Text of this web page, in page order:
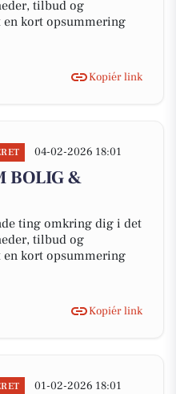
tilbud og
en kort opsummering
Kopiér link
04-02-2026 18:01
BOLIG &
ting omkring dig i det
tilbud og
en kort opsummering
Kopiér link
01-02-2026 18:01